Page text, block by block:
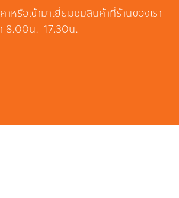
หรือเข้ามาเยี่ยมชมสินค้าที่ร้านของเรา
8.00น.-17.30น.